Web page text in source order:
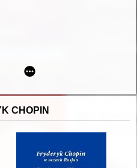
CHOPIN